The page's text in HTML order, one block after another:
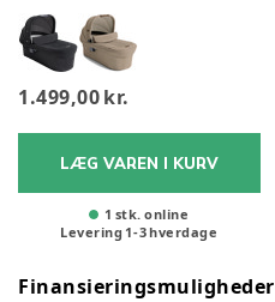
1.499,00 kr.
LÆG VAREN I KURV
1 stk. online
Levering 1-3hverdage
Finansieringsmuligheder